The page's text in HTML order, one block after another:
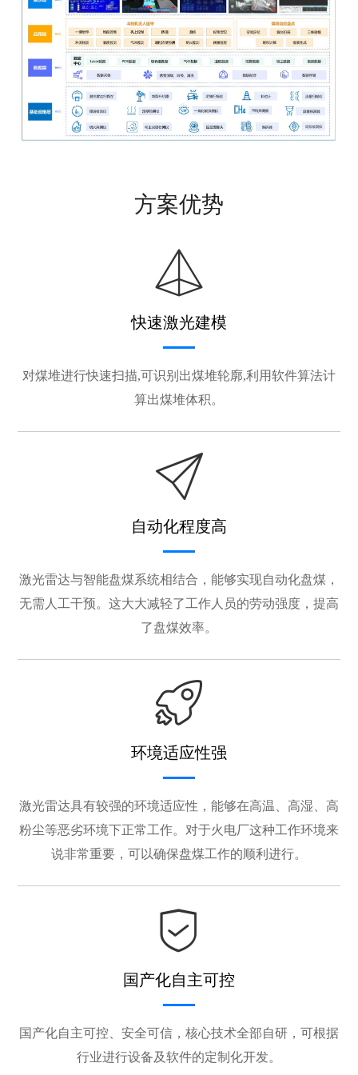
方案优势
快速激光建模
对煤堆进行快速扫描,可识别出煤堆轮廓,利用软件算法计
算出煤堆体积。
自动化程度高
激光雷达与智能盘煤系统相结合，能够实现自动化盘煤，
无需人工干预。这大大减轻了工作人员的劳动强度，提高
了盘煤效率。
环境适应性强
激光雷达具有较强的环境适应性，能够在高温、高湿、高
粉尘等恶劣环境下正常工作。对于火电厂这种工作环境来
说非常重要，可以确保盘煤工作的顺利进行。
国产化自主可控
国产化自主可控、安全可信，核心技术全部自研，可根据
行业进行设备及软件的定制化开发。